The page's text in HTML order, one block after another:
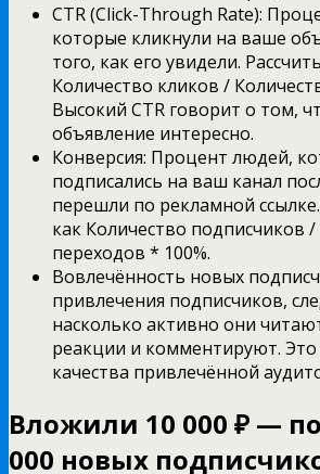
CTR (Click-Through Rate):
которые кликнули на ваше
того, как его увидели.
Количество кликов /
Высокий CTR говорит о том,
объявление интересно.
Конверсия: Процент людей,
подписались на ваш канал
перешли по рекламной
как Количество подписчиков
переходов * 100%.
Вовлечённость новых
привлечения подписчиков,
насколько активно они
реакции и комментируют. Это
качества привлечённой
Вложили 10 000 ₽ —
000 новых